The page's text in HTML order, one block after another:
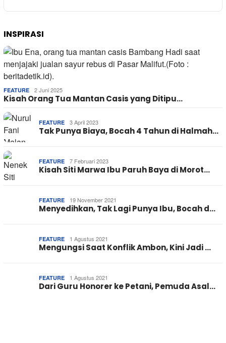
INSPIRASI
FEATURE 2 Juni 2025
Kisah Orang Tua Mantan Casis yang Ditipu…
FEATURE 3 April 2023
Tak Punya Biaya, Bocah 4 Tahun di Halmah…
FEATURE 7 Februari 2023
Kisah Siti Marwa Ibu Paruh Baya di Morot…
FEATURE 19 November 2021
Menyedihkan, Tak Lagi Punya Ibu, Bocah d…
FEATURE 1 Agustus 2021
Mengungsi Saat Konflik Ambon, Kini Jadi …
FEATURE 1 Agustus 2021
Dari Guru Honorer ke Petani, Pemuda Asal…